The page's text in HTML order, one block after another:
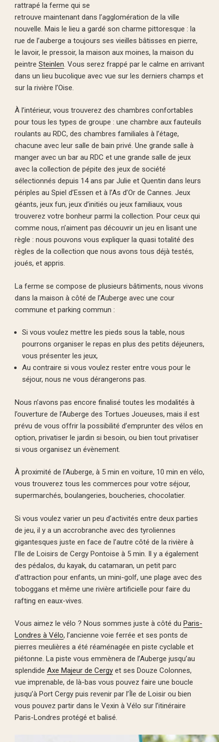
rattrapé la ferme qui se
retrouve maintenant dans l’agglomération de la ville
nouvelle. Mais le lieu a gardé son charme pittoresque : la
rue de l’auberge a toujours ses vieilles bâtisses en pierre,
le lavoir, le pressoir, la maison aux moines, la maison du
peintre Steinlen . Vous serez frappé par le calme en arrivant
dans un lieu bucolique avec vue sur les derniers champs et
sur la rivière l’Oise.
À l’intérieur, vous trouverez des chambres confortables
pour tous les types de groupe : une chambre aux fauteuils
roulants au RDC, des chambres familiales à l’étage,
chacune avec leur salle de bain privé. Une grande salle à
manger avec un bar au RDC et une grande salle de jeux
avec la collection de pépite des jeux de société
sélectionnés depuis 14 ans par Julie et Quentin dans leurs
périples au Spiel d’Essen et à l’As d’Or de Cannes. Jeux
géants, jeux fun, jeux d’initiés ou jeux familiaux, vous
trouverez votre bonheur parmi la collection. Pour ceux qui
comme nous, n’aiment pas découvrir un jeu en lisant une
règle : nous pouvons vous expliquer la quasi totalité des
règles de la collection que nous avons tous déjà testés,
joués, et appris.
La ferme se compose de plusieurs bâtiments, nous vivons
dans la maison à côté de l’Auberge avec une cour
commune et parking commun :
Si vous voulez mettre les pieds sous la table, nous
pourrons organiser le repas en plus des petits déjeuners,
vous présenter les jeux,
Au contraire si vous voulez rester entre vous pour le
séjour, nous ne vous dérangerons pas.
Nous n’avons pas encore finalisé toutes les modalités à
l’ouverture de l’Auberge des Tortues Joueuses, mais il est
prévu de vous offrir la possibilité d’emprunter des vélos en
option, privatiser le jardin si besoin, ou bien tout privatiser
si vous organisez un évènement.
À proximité de l’Auberge, à 5 min en voiture, 10 min en vélo,
vous trouverez tous les commerces pour votre séjour,
supermarchés, boulangeries, boucheries, chocolatier.
Si vous voulez varier un peu d’activités entre deux parties
de jeu, il y a un accrobranche avec des tyroliennes
gigantesques juste en face de l’autre côté de la rivière à
l’Ile de Loisirs de Cergy Pontoise à 5 min. Il y a également
des pédalos, du kayak, du catamaran, un petit parc
d’attraction pour enfants, un mini-golf, une plage avec des
toboggans et même une rivière artificielle pour faire du
rafting en eaux-vives.
Vous aimez le vélo ? Nous sommes juste à côté du Paris-
Londres à Vélo, l’ancienne voie ferrée et ses ponts de
pierres meulières a été réaménagée en piste cyclable et
piétonne. La piste vous emmènera de l’Auberge jusqu’au
splendide Axe Majeur de Cergy et ses Douze Colonnes,
vue imprenable, de là-bas vous pouvez faire une boucle
jusqu’à Port Cergy puis revenir par l’Île de Loisir ou bien
vous pouvez partir dans le Vexin à Vélo sur l’itinéraire
Paris-Londres protégé et balisé.